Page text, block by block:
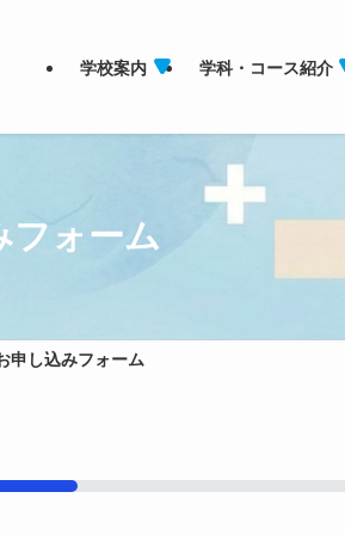
学校案内 学科・コース紹介
フォーム
申し込みフォーム